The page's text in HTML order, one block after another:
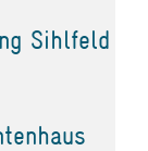
Sihlfeld